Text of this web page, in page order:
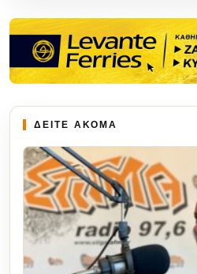
ΔΕΙΤΕ ΑΚΟΜΑ